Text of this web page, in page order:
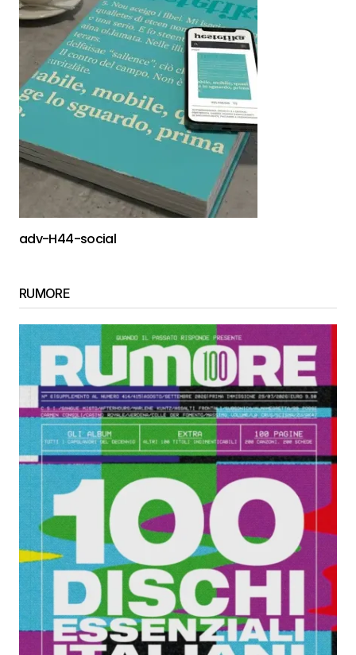
adv-H44-social
RUMORE